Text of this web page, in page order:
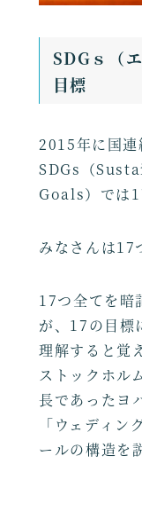
SDGｓ（
目標
2015年に国連
SDGs（
Goals）では
みなさんは17
17つ全てを暗
が、17の目標
理解すると覚
ストックホル
長であったヨ
「ウェディ
ールの構造を